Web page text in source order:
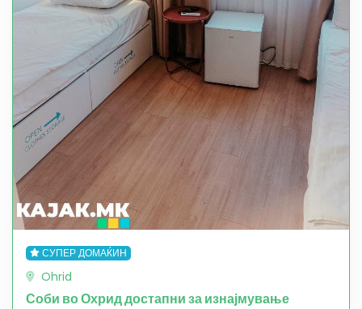
СУПЕР ДОМАЌИН
Ohrid
Соби во Охрид достапни за изнајмување